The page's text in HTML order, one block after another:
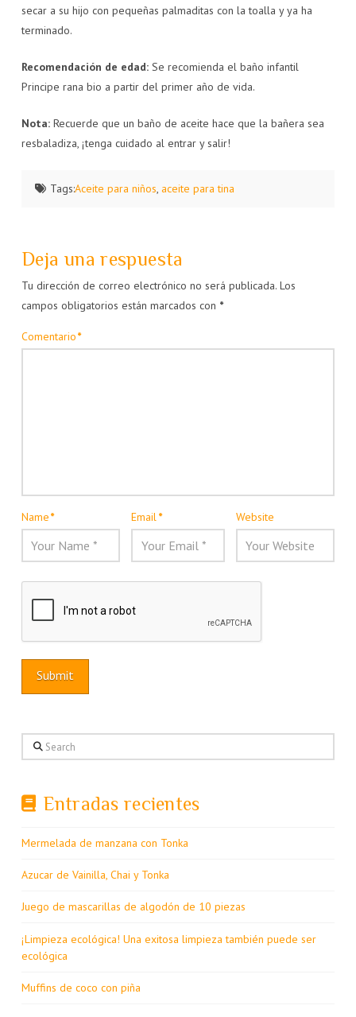
secar a su hijo con pequeñas palmaditas con la toalla y ya ha
terminado.
Recomendación de edad: Se recomienda el baño infantil
Principe rana bio a partir del primer año de vida.
Nota: Recuerde que un baño de aceite hace que la bañera sea
resbaladiza, ¡tenga cuidado al entrar y salir!
Tags:Aceite para niños, aceite para tina
Deja una respuesta
Tu dirección de correo electrónico no será publicada. Los
campos obligatorios están marcados con *
Comentario*
Name* Email* Website
Search
Entradas recientes
Mermelada de manzana con Tonka
Azucar de Vainilla, Chai y Tonka
Juego de mascarillas de algodón de 10 piezas
¡Limpieza ecológica! Una exitosa limpieza también puede ser
ecológica
Muffins de coco con piña